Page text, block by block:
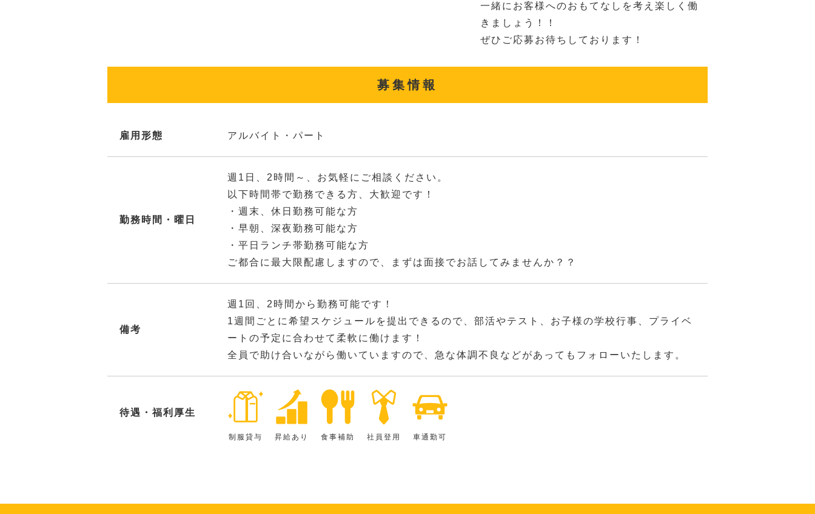
一緒にお客様へのおもてなしを考え楽しく働
きましょう！！
ぜひご応募お待ちしております！
募集情報
雇用形態 アルバイト・パート
勤務時間・曜日
週1日、2時間～、お気軽にご相談ください。
以下時間帯で勤務できる方、大歓迎です！
・週末、休日勤務可能な方
・早朝、深夜勤務可能な方
・平日ランチ帯勤務可能な方
ご都合に最大限配慮しますので、まずは面接でお話してみませんか？？
備考
週1回、2時間から勤務可能です！
1週間ごとに希望スケジュールを提出できるので、部活やテスト、お子様の学校行事、プライベ
ートの予定に合わせて柔軟に働けます！
全員で助け合いながら働いていますので、急な体調不良などがあってもフォローいたします。
待遇・福利厚生
制服貸与 昇給あり 食事補助 社員登用 車通勤可